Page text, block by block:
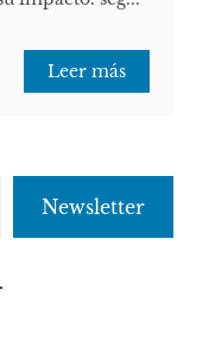
Leer más
Newsletter